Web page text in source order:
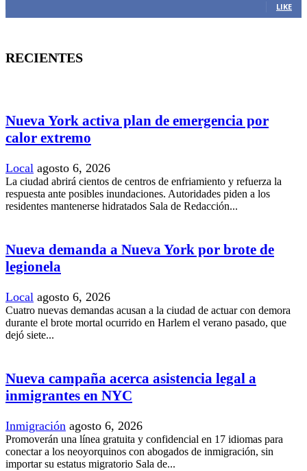
LIKE
RECIENTES
Nueva York activa plan de emergencia por
calor extremo
Local agosto 6, 2026
La ciudad abrirá cientos de centros de enfriamiento y refuerza la
respuesta ante posibles inundaciones. Autoridades piden a los
residentes mantenerse hidratados Sala de Redacción...
Nueva demanda a Nueva York por brote de
legionela
Local agosto 6, 2026
Cuatro nuevas demandas acusan a la ciudad de actuar con demora
durante el brote mortal ocurrido en Harlem el verano pasado, que
dejó siete...
Nueva campaña acerca asistencia legal a
inmigrantes en NYC
Inmigración agosto 6, 2026
Promoverán una línea gratuita y confidencial en 17 idiomas para
conectar a los neoyorquinos con abogados de inmigración, sin
importar su estatus migratorio Sala de...